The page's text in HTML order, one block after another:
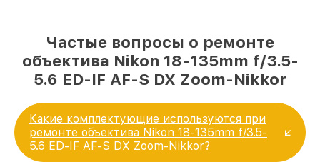
Частые вопросы о ремонте
объектива Nikon 18-135mm f/3.5-
5.6 ED-IF AF-S DX Zoom-Nikkor
Какие комплектующие используются при
ремонте объектива Nikon 18-135mm f/3.5-
5.6 ED-IF AF-S DX Zoom-Nikkor?